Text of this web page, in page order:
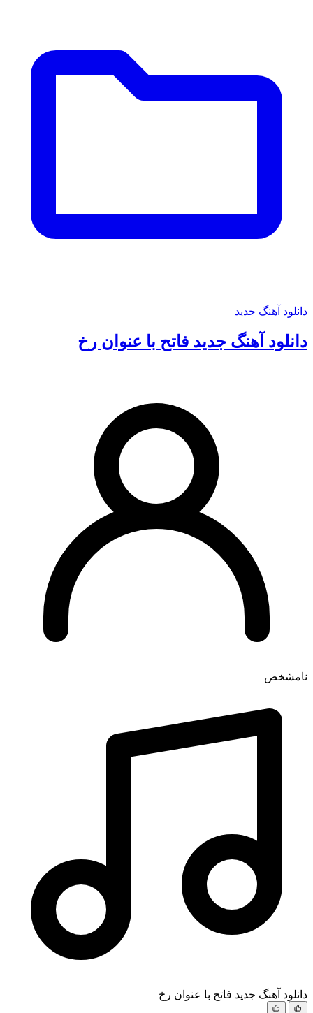
دانلود آهنگ جدید
دانلود آهنگ جدید فاتح با عنوان رخ
نامشخص
دانلود آهنگ جدید فاتح با عنوان رخ